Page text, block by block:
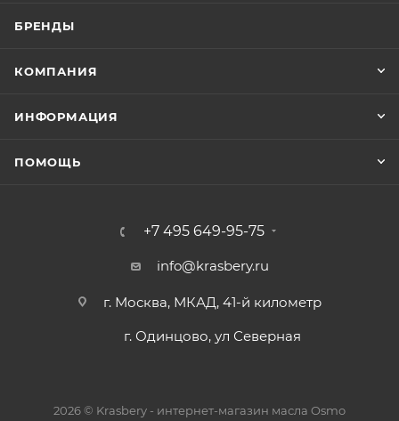
БРЕНДЫ
КОМПАНИЯ
ИНФОРМАЦИЯ
ПОМОЩЬ
+7 495 649-95-75
info@krasbery.ru
г. Москва, МКАД, 41-й километр
г. Одинцово, ул Северная
2026 © Krasbery - интернет-магазин масла Osmo